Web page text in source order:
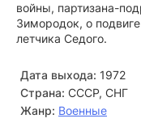
войны, партизана-
Зимородок, о
летчика Седого.
Дата выхода: 1972
Страна: СССР, СНГ
Жанр: Военные